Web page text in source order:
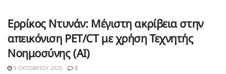
Ερρίκος Ντυνάν: Μέγιστη ακρίβεια στην
απεικόνιση PET/CT με χρήση Τεχνητής
Νοημοσύνης (ΑΙ)
9 ΟΚΤΩΒΡΊΟΥ 2025 0